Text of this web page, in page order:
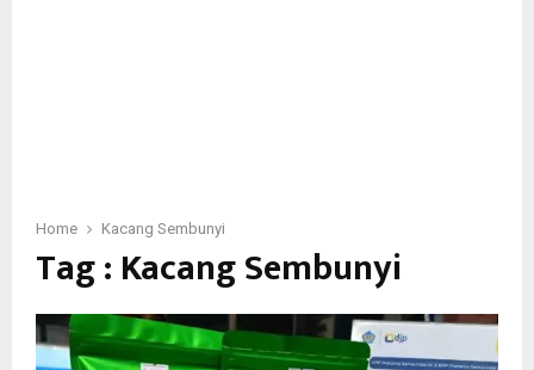
Home Kacang Sembunyi
Tag : Kacang Sembunyi